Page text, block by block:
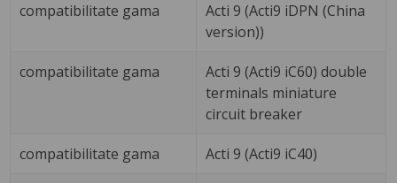
compatibilitate gama
Acti 9 (Acti9 iDPN (China
version))
compatibilitate gama
Acti 9 (Acti9 iC60) double
terminals miniature
circuit breaker
compatibilitate gama Acti 9 (Acti9 iC40)